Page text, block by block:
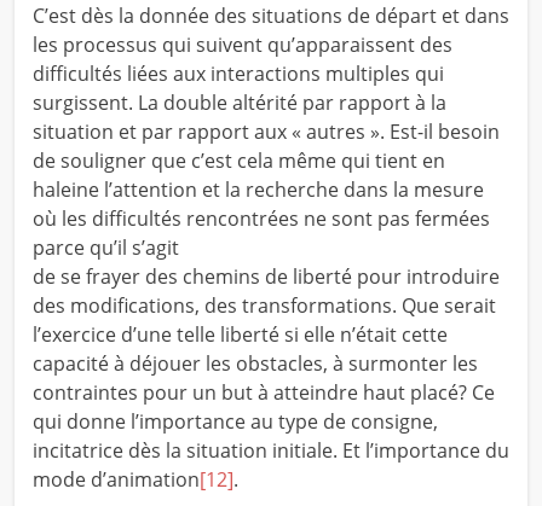
C’est dès la donnée des situations de départ et dans
les processus qui suivent qu’apparaissent des
difficultés liées aux interactions multiples qui
surgissent. La double altérité par rapport à la
situation et par rapport aux « autres ». Est-il besoin
de souligner que c’est cela même qui tient en
haleine l’attention et la recherche dans la mesure
où les difficultés rencontrées ne sont pas fermées
parce qu’il s’agit
de se frayer des chemins de liberté pour introduire
des modifications, des transformations. Que serait
l’exercice d’une telle liberté si elle n’était cette
capacité à déjouer les obstacles, à surmonter les
contraintes pour un but à atteindre haut placé? Ce
qui donne l’importance au type de consigne,
incitatrice dès la situation initiale. Et l’importance du
mode d’animation[12].